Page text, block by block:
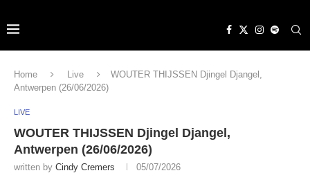
Home Live
WOUTER THIJSSEN Djingel Djangel,
Antwerpen (26/06/2026)
LIVE
WOUTER THIJSSEN Djingel Djangel,
Antwerpen (26/06/2026)
written by Cindy Cremers 05/07/2026